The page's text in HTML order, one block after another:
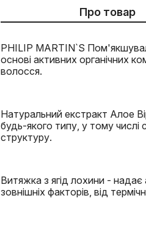
Про товар
PHILIP MARTIN`S
основі активних органічних
волосся.
Натуральний екстракт Алое
будь-якого типу, у тому
структуру.
Витяжка з ягід лохини -
зовнішніх факторів, від